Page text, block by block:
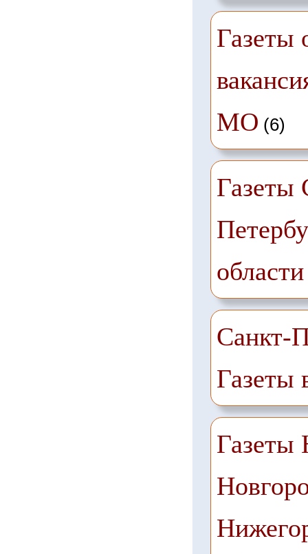
Газеты
МО (6)
Газеты
области
Санкт-
Газеты
Газеты